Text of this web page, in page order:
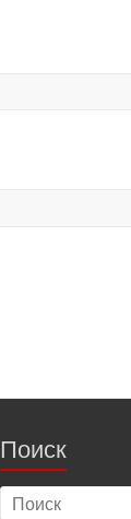
Поиск